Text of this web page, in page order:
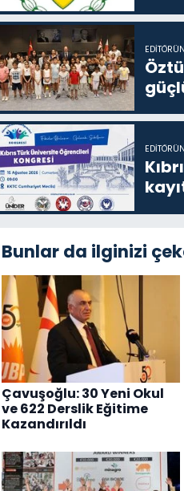
Bunlar da ilginizi
Çavuşoğlu: 30 Yeni Okul
ve 622 Derslik Eğitime
Kazandırıldı